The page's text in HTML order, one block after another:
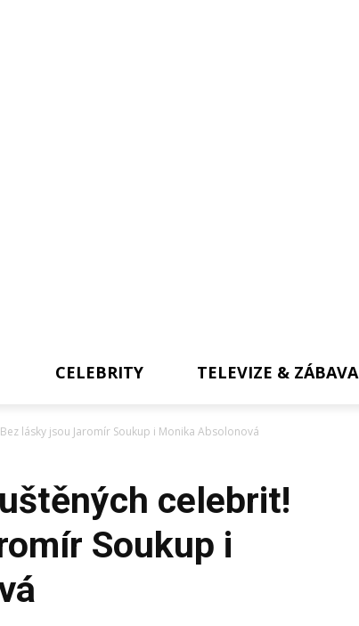
CELEBRITY TELEVIZE & ZÁBAVA
lásky jsou Jaromír Soukup i Monika Absolonová
celebrit!
Soukup i